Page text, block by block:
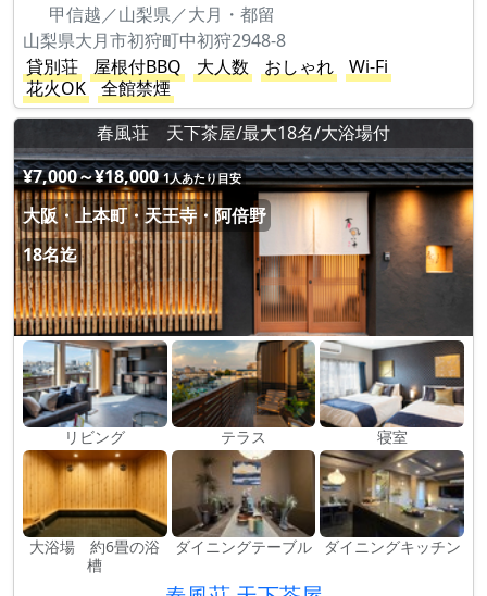
甲信越／山梨県／大月・都留
山梨県大月市初狩町中初狩2948-8
貸別荘
屋根付BBQ 大人数 おしゃれ
Wi-Fi
花火OK
全館禁煙
春風荘 天下茶屋/最大18名/大浴場付
¥7,000～¥18,000 1人あたり目安
大阪・上本町・天王寺・阿倍野
18名迄
リビング テラス 寝室
大浴場 約6畳の浴
槽
ダイニングテーブル ダイニングキッチン